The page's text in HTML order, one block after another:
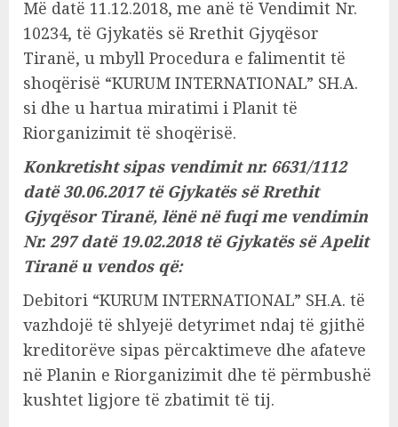
Më datë 11.12.2018, me anë të Vendimit Nr.
10234, të Gjykatës së Rrethit Gjyqësor
Tiranë, u mbyll Procedura e falimentit të
shoqërisë “KURUM INTERNATIONAL” SH.A.
si dhe u hartua miratimi i Planit të
Riorganizimit të shoqërisë.
Konkretisht sipas vendimit nr. 6631/1112
datë 30.06.2017 të Gjykatës së Rrethit
Gjyqësor Tiranë, lënë në fuqi me vendimin
Nr. 297 datë 19.02.2018 të Gjykatës së Apelit
Tiranë u vendos që:
Debitori “KURUM INTERNATIONAL” SH.A. të
vazhdojë të shlyejë detyrimet ndaj të gjithë
kreditorëve sipas përcaktimeve dhe afateve
në Planin e Riorganizimit dhe të përmbushë
kushtet ligjore të zbatimit të tij.